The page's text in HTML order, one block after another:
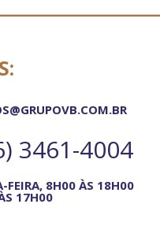
3461-4004
FEIRA, 8H00 ÀS 18H00
17H00